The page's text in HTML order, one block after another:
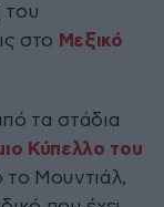
του
στο Μεξικό
τα στάδια
Κύπελλο του
το Μουντιάλ,